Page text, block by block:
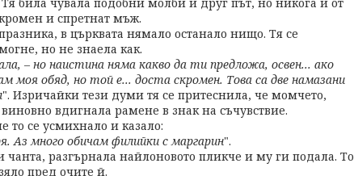
и спретнат мъж.
в църквата нямало останало нищо. Тя се
но не знаела как.
– но наистина няма какво да ти предложа, освен... ако
моя обяд, но той е... доста скромен. Това са две намазани
". Изричайки тези думи тя се притеснила, че момчето,
вдигнала рамене в знак на съчувствие.
то се усмихнало и казало:
Аз много обичам филийки с маргарин".
чанта, разгърнала найлоновото пликче и му ги подала. То
пред очите й.